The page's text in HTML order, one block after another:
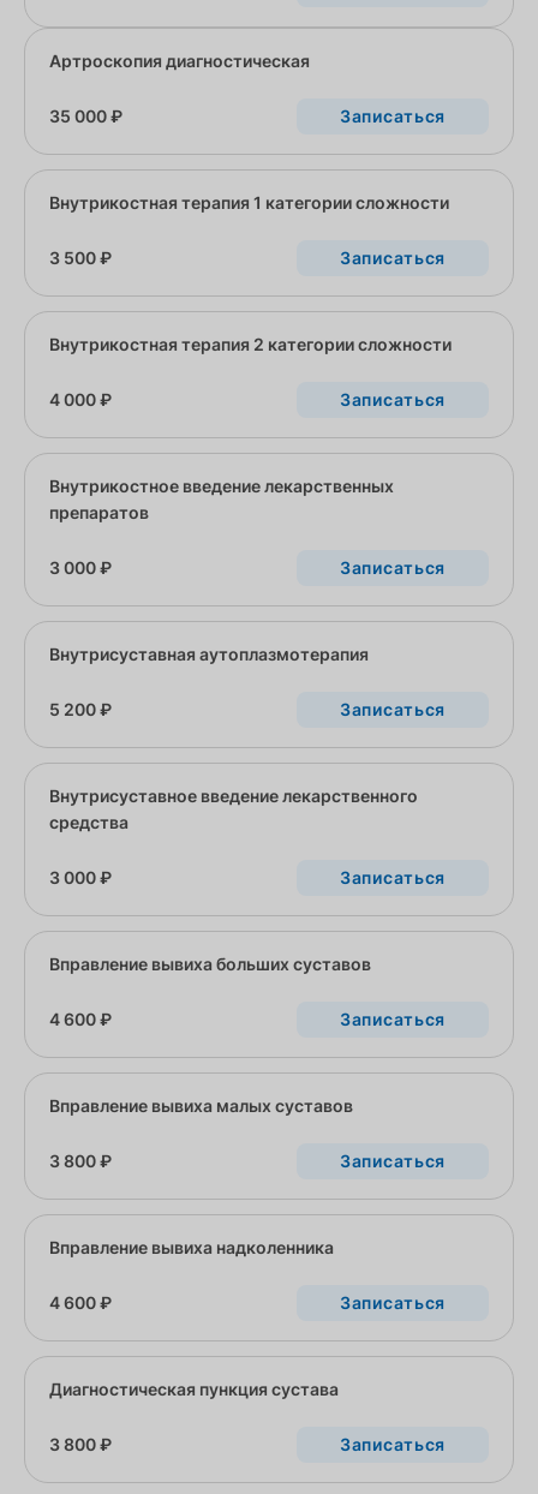
Артроскопия диагностическая
35 000 ₽ Записаться
Внутрикостная терапия 1 категории сложности
3 500 ₽ Записаться
Внутрикостная терапия 2 категории сложности
4 000 ₽ Записаться
Внутрикостное введение лекарственных
препаратов
3 000 ₽ Записаться
Внутрисуставная аутоплазмотерапия
5 200 ₽ Записаться
Внутрисуставное введение лекарственного
средства
3 000 ₽ Записаться
Вправление вывиха больших суставов
4 600 ₽ Записаться
Вправление вывиха малых суставов
3 800 ₽ Записаться
Вправление вывиха надколенника
4 600 ₽ Записаться
Диагностическая пункция сустава
3 800 ₽ Записаться